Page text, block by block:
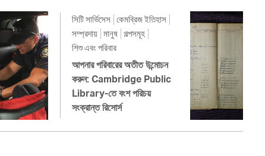
সিটি সার্ভিসেস কেমব্রিজ ইতিহাস
সম্প্রদায় মানুষ গল্পসমূহ
শিশু এবং পরিবার
আপনার পরিবারের অতীত উন্মোচন
করুন: Cambridge Public
Library-তে বংশ পরিচয়
সংক্রান্ত রিসোর্স